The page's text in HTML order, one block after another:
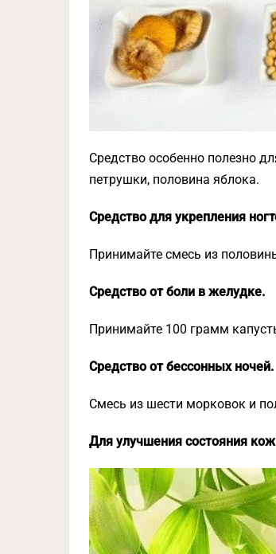
Средство особенно полезно
петрушки, половина яблока.
Средство для укрепления
Принимайте смесь из
Средство от боли в желудке.
Принимайте 100 грамм
Средство от бессонных ночей.
Смесь из шести морковок и
Для улучшения состояния